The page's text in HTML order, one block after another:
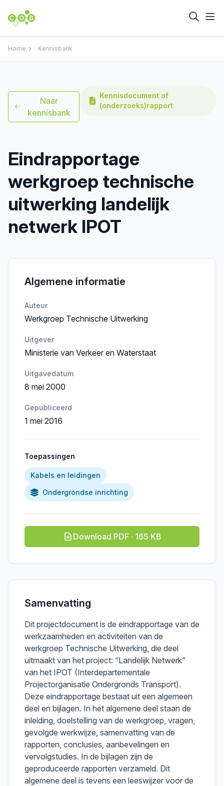
Home Kennisbank
Naar
kennisbank
Kennisdocument of
(onderzoeks)rapport
Eindrapportage
werkgroep technische
uitwerking landelijk
netwerk IPOT
Algemene informatie
Auteur
Werkgroep Technische Uitwerking
Uitgever
Ministerie van Verkeer en Waterstaat
Uitgavedatum
8 mei 2000
Gepubliceerd
1 mei 2016
Toepassingen
Kabels en leidingen
Ondergrondse inrichting
Download PDF · 165 KB
Samenvatting
Dit projectdocument is de eindrapportage van de
werkzaamheden en activiteiten van de
werkgroep Technische Uitwerking, die deel
uitmaakt van het project: “Landelijk Netwerk”
van het IPOT (Interdepartementale
Projectorganisatie Ondergronds Transport).
Deze eindrapportage bestaat uit een algemeen
deel en bijlagen. In het algemene deel staan de
inleiding, doelstelling van de werkgroep, vragen,
gevolgde werkwijze, samenvatting van de
rapporten, conclusies, aanbevelingen en
vervolgstudies. In de bijlagen zijn de
geproduceerde rapporten verzameld. Dit
algemene deel is tevens een leeswijzer voor de